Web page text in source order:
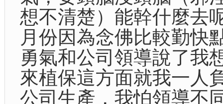
想不清楚）能幹什麼去
月份因為念佛比較勤快
勇氣和公司領導說了我
來植保這方面就我一人
公司生產，我怕領導不